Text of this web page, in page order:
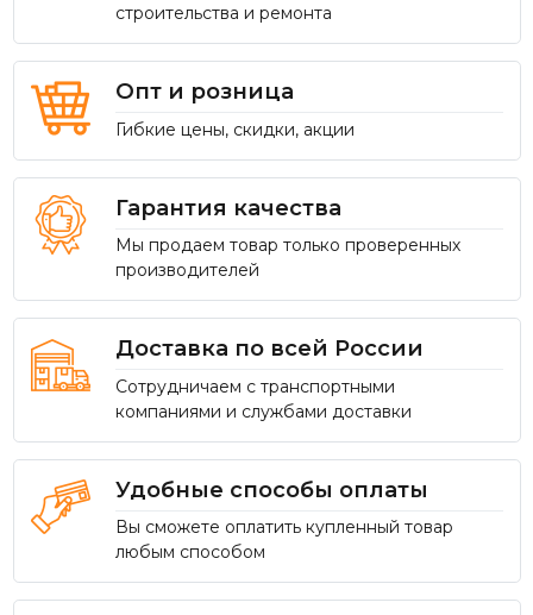
строительства и ремонта
Опт и розница
Гибкие цены, скидки, акции
Гарантия качества
Мы продаем товар только проверенных
производителей
Доставка по всей России
Сотрудничаем с транспортными
компаниями и службами доставки
Удобные способы оплаты
Вы сможете оплатить купленный товар
любым способом